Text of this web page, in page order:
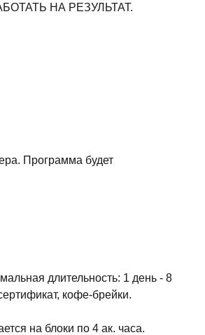
РАБОТАТЬ НА РЕЗУЛЬТАТ.
Программа будет
длительность: 1 день - 8
кофе-брейки.
на блоки по 4 ак. часа.